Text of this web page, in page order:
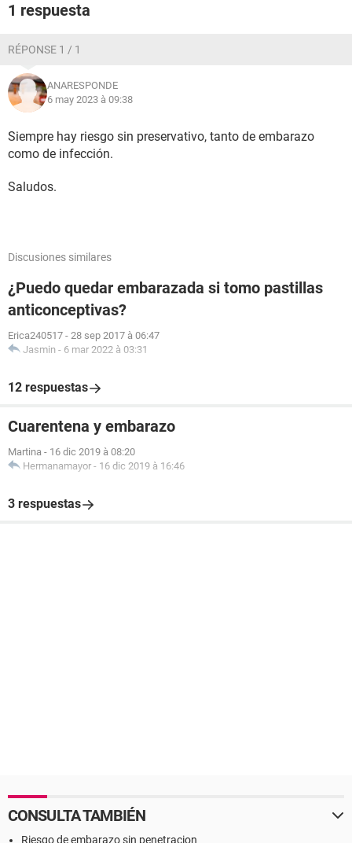
1 respuesta
RÉPONSE 1 / 1
ANARESPONDE
6 may 2023 à 09:38
Siempre hay riesgo sin preservativo, tanto de embarazo
como de infección.
Saludos.
Discusiones similares
¿Puedo quedar embarazada si tomo pastillas
anticonceptivas?
Erica240517 - 28 sep 2017 à 06:47
Jasmin - 6 mar 2022 à 03:31
12 respuestas
Cuarentena y embarazo
Martina - 16 dic 2019 à 08:20
Hermanamayor - 16 dic 2019 à 16:46
3 respuestas
CONSULTA TAMBIÉN
Riesgo de embarazo sin penetracion